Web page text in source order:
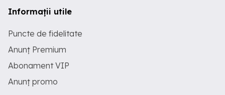
Informații utile
Puncte de fidelitate
Anunț Premium
Abonament VIP
Anunț promo